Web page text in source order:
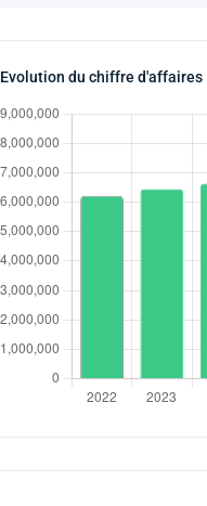
Evolution du chiffre d'affaires